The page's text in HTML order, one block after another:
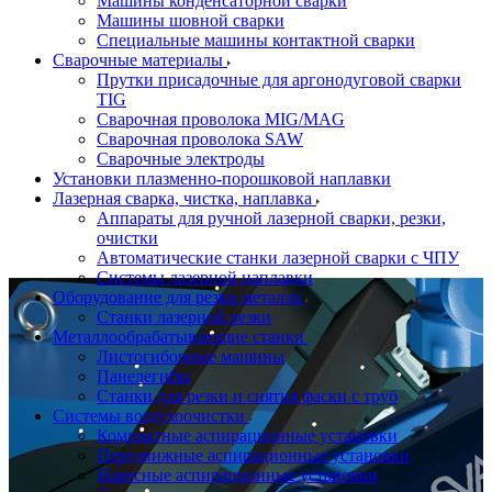
Машины шовной сварки
Специальные машины контактной сварки
Сварочные материалы
Прутки присадочные для аргонодуговой сварки
TIG
Сварочная проволока MIG/MAG
Сварочная проволока SAW
Сварочные электроды
Установки плазменно-порошковой наплавки
Лазерная сварка, чистка, наплавка
Аппараты для ручной лазерной сварки, резки,
очистки
Автоматические станки лазерной сварки с ЧПУ
Системы лазерной наплавки
Оборудование для резки металла
Станки лазерной резки
Металлообрабатывающие станки
Листогибочные машины
Панелегибы
Станки для резки и снятия фаски с труб
Системы воздухоочистки
Компактные аспирационные установки
Передвижные аспирационные установки
Навесные аспирационные установки